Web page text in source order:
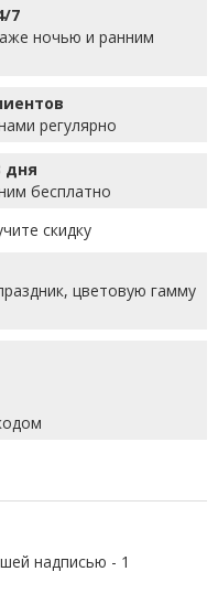
7
ночью и ранним
регулярно
дня
бесплатно
скидку
цветовую гамму
надписью - 1